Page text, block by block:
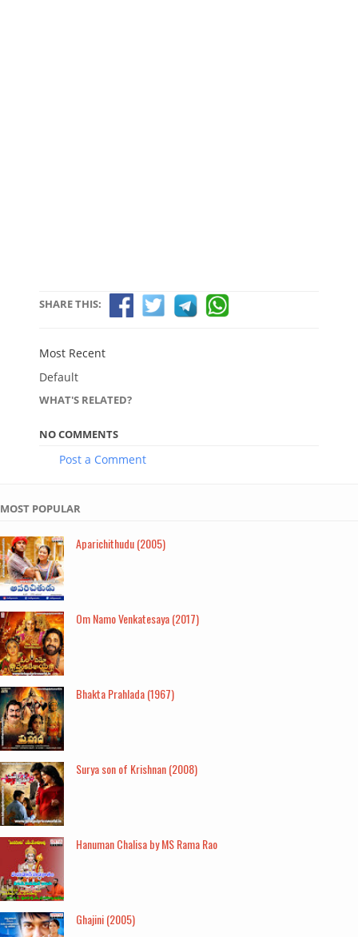
SHARE THIS:
Most Recent
Default
WHAT'S RELATED?
NO COMMENTS
Post a Comment
MOST POPULAR
Aparichithudu (2005)
Om Namo Venkatesaya (2017)
Bhakta Prahlada (1967)
Surya son of Krishnan (2008)
Hanuman Chalisa by MS Rama Rao
Ghajini (2005)